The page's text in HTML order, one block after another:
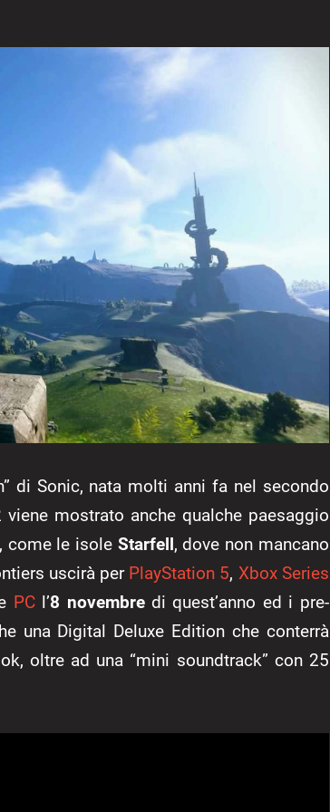
di Sonic, nata molti anni fa nel secondo
mostrato anche qualche paesaggio
come le isole Starfell, dove non mancano
uscirà per PlayStation 5, Xbox Series
PCl’8 novembredi quest’anno ed i pre-
una Digital Deluxe Edition che conterrà
oltre ad una “mini soundtrack” con 25